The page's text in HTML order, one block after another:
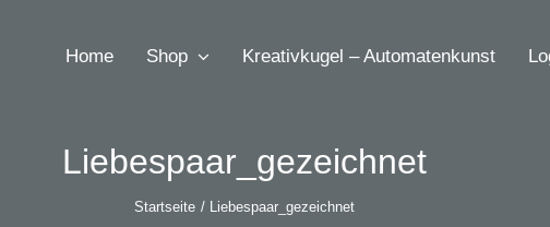
Home Shop Kreativkugel – Automatenkunst
Liebespaar_gezeichnet
Startseite Liebespaar_gezeichnet